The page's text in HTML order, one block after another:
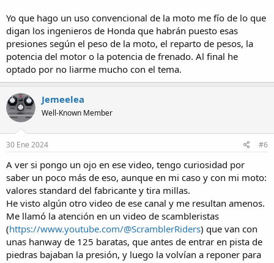
Yo que hago un uso convencional de la moto me fío de lo que
digan los ingenieros de Honda que habrán puesto esas
presiones según el peso de la moto, el reparto de pesos, la
potencia del motor o la potencia de frenado. Al final he
optado por no liarme mucho con el tema.
Jemeelea
Well-Known Member
30 Ene 2024 #6
A ver si pongo un ojo en ese video, tengo curiosidad por
saber un poco más de eso, aunque en mi caso y con mi moto:
valores standard del fabricante y tira millas.
He visto algún otro video de ese canal y me resultan amenos.
Me llamó la atención en un video de scambleristas
(https://www.youtube.com/@ScramblerRiders) que van con
unas hanway de 125 baratas, que antes de entrar en pista de
piedras bajaban la presión, y luego la volvían a reponer para